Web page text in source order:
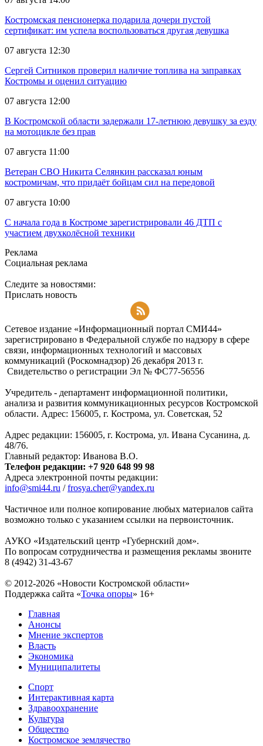
Костромская пенсионерка подарила дочери пустой
сертификат: им успела воспользоваться другая девушка
07 августа 12:30
Сергей Ситников проверил наличие топлива на заправках
Костромы и оценил ситуацию
07 августа 12:00
В Костромской области задержали 17-летнюю девушку за езду
на мотоцикле без прав
07 августа 11:00
Ветеран СВО Никита Селянкин рассказал юным
костромичам, что придаёт бойцам сил на передовой
07 августа 10:00
С начала года в Костроме зарегистрировали 46 ДТП с
участием двухколёсной техники
Реклама
Социальная реклама
Следите за новостями:
Прислать новость
Сетевое издание «Информационный портал СМИ44»
зарегистрировано в Федеральной службе по надзору в сфере
связи, информационных технологий и массовых
коммуникаций (Роскомнадзор) 26 декабря 2013 г.
Свидетельство о регистрации Эл № ФC77-56556
Учредитель - департамент информационной политики,
анализа и развития коммуникационных ресурсов Костромской
области. Адрес: 156005, г. Кострома, ул. Советская, 52
Адрес редакции: 156005, г. Кострома, ул. Ивана Сусанина, д.
48/76.
Главный редактор: Иванова В.О.
Телефон редакции: +7 920 648 99 98
Адреса электронной почты редакции:
info@smi44.ru /frosya.cher@yandex.ru
Частичное или полное копирование любых материалов сайта
возможно только с указанием ссылки на первоисточник.
АУКО «Издательский центр «Губернский дом».
По вопросам сотрудничества и размещения рекламы звоните
8 (4942) 31-43-67
© 2012-2026 «Новости Костромской области»
Поддержка сайта «Точка опоры» 16+
Главная
Анонсы
Мнение экспертов
Власть
Экономика
Муниципалитеты
Спорт
Интерактивная карта
Здравоохранение
Культура
Общество
Костромское землячество